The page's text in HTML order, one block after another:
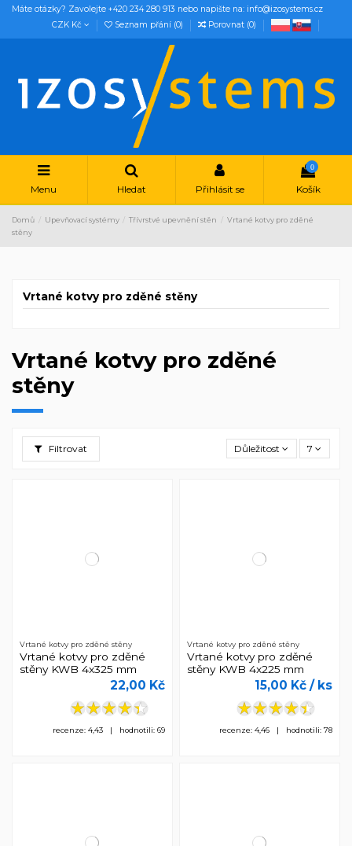
Máte otázky? Zavolejte +420 234 280 913 nebo napište na: info@izosystems.cz
CZK Kč
Seznam přání (0) Porovnat (0)
Menu Hledat Přihlásit se
0
Košík
Domů Upevňovací systémy Třívrstvé upevnění stěn
Vrtané kotvy pro zděné
stěny
Vrtané kotvy pro zděné
stěny
Filtrovat Důležitost 7
Vrtané kotvy pro zděné stěny
Vrtané kotvy pro zděné
stěny KWB 4x325 mm
22,00 Kč
recenze: 4,43 | hodnotili: 69
Vrtané kotvy pro zděné stěny
Vrtané kotvy pro zděné
stěny KWB 4x225 mm
15,00 Kč / ks
recenze: 4,46 | hodnotili: 78
Vrtané kotvy pro zděné stěny